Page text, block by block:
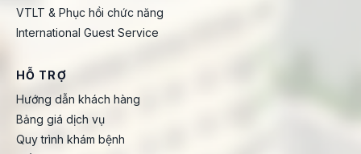
VTLT & Phục hồi chức năng
International Guest Service
HỖ TRỢ
Hướng dẫn khách hàng
Bảng giá dịch vụ
Quy trình khám bệnh